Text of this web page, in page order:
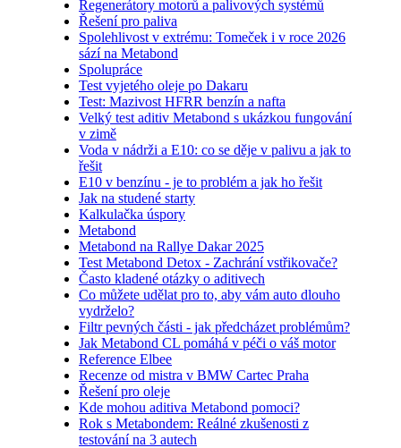
Regenerátory motorů a palivových systémů
Řešení pro paliva
Spolehlivost v extrému: Tomeček i v roce 2026
sází na Metabond
Spolupráce
Test vyjetého oleje po Dakaru
Test: Mazivost HFRR benzín a nafta
Velký test aditiv Metabond s ukázkou fungování
v zimě
Voda v nádrži a E10: co se děje v palivu a jak to
řešit
E10 v benzínu - je to problém a jak ho řešit
Jak na studené starty
Kalkulačka úspory
Metabond
Metabond na Rallye Dakar 2025
Test Metabond Detox - Zachrání vstřikovače?
Často kladené otázky o aditivech
Co můžete udělat pro to, aby vám auto dlouho
vydrželo?
Filtr pevných části - jak předcházet problémům?
Jak Metabond CL pomáhá v péči o váš motor
Reference Elbee
Recenze od mistra v BMW Cartec Praha
Řešení pro oleje
Kde mohou aditiva Metabond pomoci?
Rok s Metabondem: Reálné zkušenosti z
testování na 3 autech